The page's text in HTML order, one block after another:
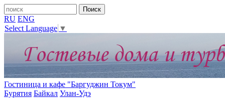
RU ENG
Select Language ▼
Гостиница и кафе "Баргуджин Токум"
Бурятия Байкал Улан-Удэ